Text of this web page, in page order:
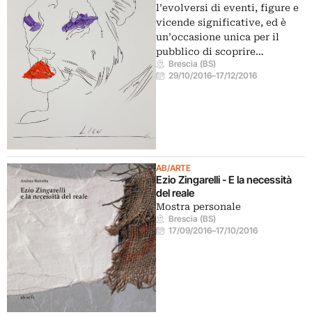
l’evolversi di eventi, figure e
vicende significative, ed è
un’occasione unica per il
pubblico di scoprire…
Brescia (BS)
29/10/2016–17/12/2016
AB/ARTE
Ezio Zingarelli - E la necessità
del reale
Mostra personale
Brescia (BS)
17/09/2016–17/10/2016